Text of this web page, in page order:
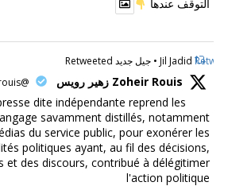
التوقف عندها
Jil Jadid • جيل جديد Retweeted
Zoheir Rouis زهير رويس @zrouis
dite indépendante reprend les
savamment distillés, notamment
du service public, pour exonérer les
politiques ayant, au fil des décisions,
et des discours, contribué à délégitimer
l'action politique